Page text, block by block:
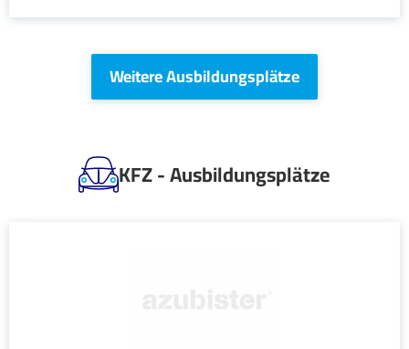
Weitere Ausbildungsplätze
KFZ - Ausbildungsplätze